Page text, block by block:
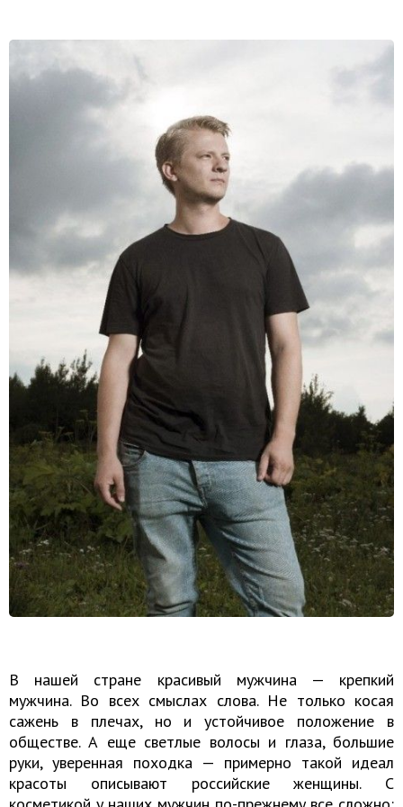
В нашей стране красивый мужчина — крепкий
мужчина. Во всех смыслах слова. Не только косая
сажень в плечах, но и устойчивое положение в
обществе. А еще светлые волосы и глаза, большие
руки, уверенная походка — примерно такой идеал
красоты описывают российские женщины. С